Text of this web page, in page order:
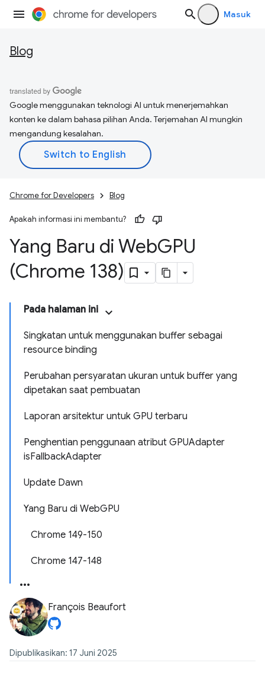
Masuk
Blog
Google menggunakan teknologi AI untuk menerjemahkan
konten ke dalam bahasa pilihan Anda. Terjemahan AI mungkin
mengandung kesalahan.
Chrome for Developers Blog
Apakah informasi ini membantu?
Yang Baru di WebGPU
(Chrome 138)
Pada halaman ini
Singkatan untuk menggunakan buffer sebagai
resource binding
Perubahan persyaratan ukuran untuk buffer yang
dipetakan saat pembuatan
Laporan arsitektur untuk GPU terbaru
Penghentian penggunaan atribut GPUAdapter
isFallbackAdapter
Update Dawn
Yang Baru di WebGPU
Chrome 149-150
Chrome 147-148
François Beaufort
Dipublikasikan: 17 Juni 2025